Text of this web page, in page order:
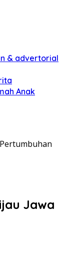
& advertorial
Anak
Jawa